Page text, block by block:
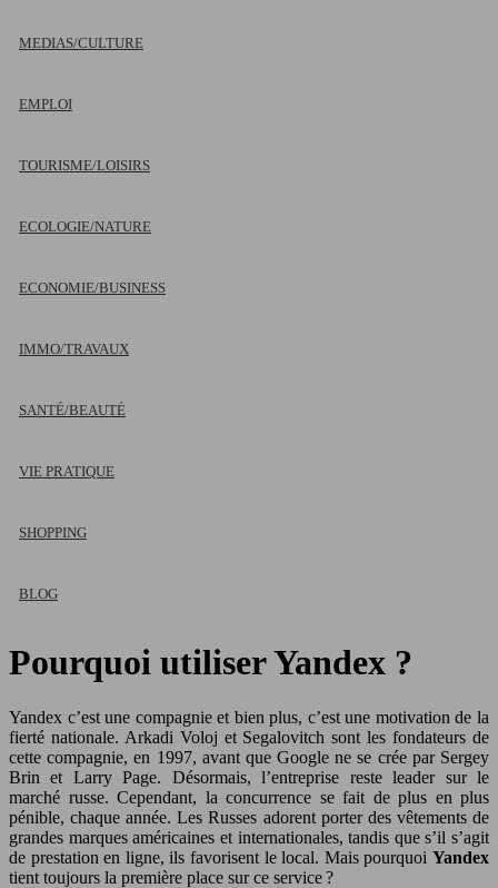
MEDIAS/CULTURE
EMPLOI
TOURISME/LOISIRS
ECOLOGIE/NATURE
ECONOMIE/BUSINESS
IMMO/TRAVAUX
SANTÉ/BEAUTÉ
VIE PRATIQUE
SHOPPING
BLOG
Pourquoi utiliser Yandex ?
Yandex c’est une compagnie et bien plus, c’est une motivation de la
fierté nationale. Arkadi Voloj et Segalovitch sont les fondateurs de
cette compagnie, en 1997, avant que Google ne se crée par Sergey
Brin et Larry Page. Désormais, l’entreprise reste leader sur le
marché russe. Cependant, la concurrence se fait de plus en plus
pénible, chaque année. Les Russes adorent porter des vêtements de
grandes marques américaines et internationales, tandis que s’il s’agit
de prestation en ligne, ils favorisent le local. Mais pourquoi Yandex
tient toujours la première place sur ce service ?